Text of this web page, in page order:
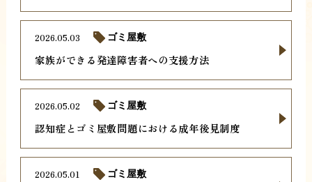
家族ができる発達障害者への支援方法
2026.05.03 ゴミ屋敷
認知症とゴミ屋敷問題における成年後見制度
2026.05.02 ゴミ屋敷
2026.05.01 ゴミ屋敷